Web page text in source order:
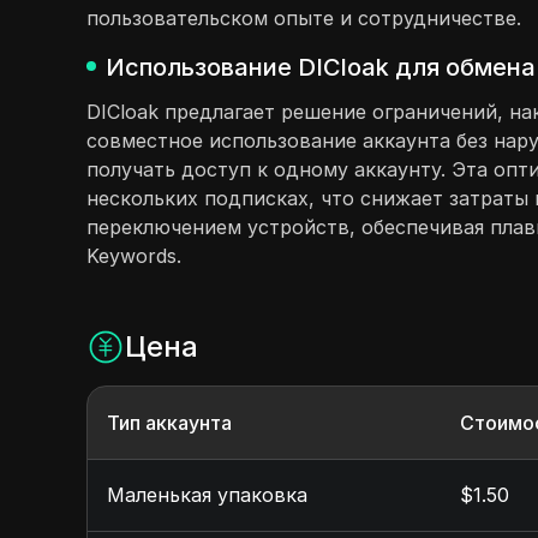
пользовательском опыте и сотрудничестве.
Использование DICloak для
DICloak предлагает решение ограничений,
совместное использование аккаунта без
получать доступ к одному аккаунту. Эта
нескольких подписках, что снижает
переключением устройств, обеспечивая
Keywords.
Цена
Тип аккаунта
Маленькая упаковка $1.50